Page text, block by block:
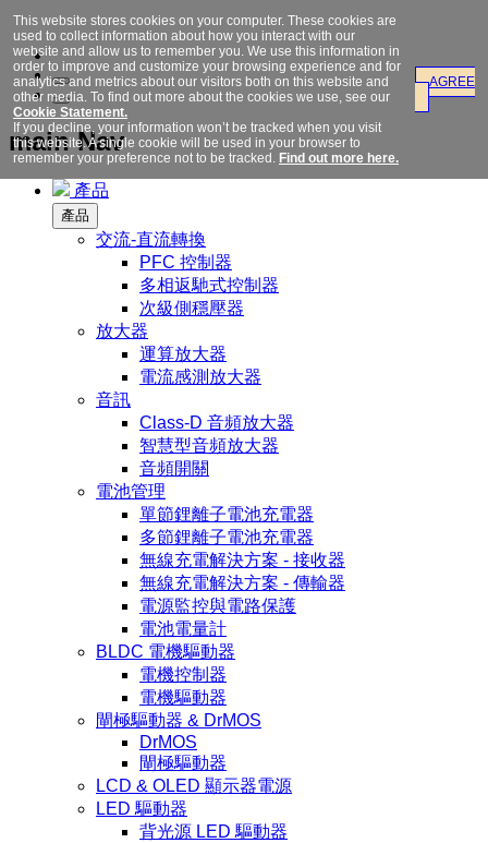
main Nav
產品
產品
交流-直流轉換
PFC 控制器
多相返馳式控制器
次級側穩壓器
放大器
運算放大器
電流感測放大器
音訊
Class-D 音頻放大器
智慧型音頻放大器
音頻開關
電池管理
單節鋰離子電池充電器
多節鋰離子電池充電器
無線充電解決方案 - 接收器
無線充電解決方案 - 傳輸器
電源監控與電路保護
電池電量計
BLDC 電機驅動器
電機控制器
電機驅動器
閘極驅動器 & DrMOS
DrMOS
閘極驅動器
LCD & OLED 顯示器電源
LED 驅動器
背光源 LED 驅動器
AGREE
This website stores cookies on your computer. These cookies are
used to collect information about how you interact with our
website and allow us to remember you. We use this information in
order to improve and customize your browsing experience and for
analytics and metrics about our visitors both on this website and
other media. To find out more about the cookies we use, see our
Cookie Statement.
If you decline, your information won’t be tracked when you visit
this website. A single cookie will be used in your browser to
remember your preference not to be tracked. Find out more here.